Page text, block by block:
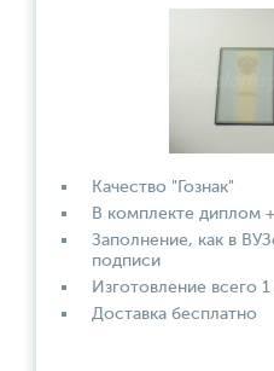
Качество "Гознак"
В комплекте диплом
Заполнение, как в
подписи
Изготовление всего 1
Доставка бесплатно